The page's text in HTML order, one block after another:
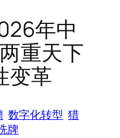
年中
重天下
变革
数字化转型 猎
牌